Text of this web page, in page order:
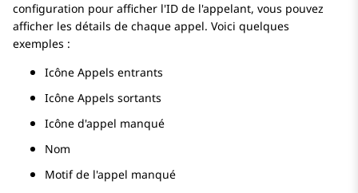
configuration pour afficher l'ID de l'appelant, vous pouvez
afficher les détails de chaque appel. Voici quelques
exemples :
Icône Appels entrants
Icône Appels sortants
Icône d'appel manqué
Nom
Motif de l'appel manqué